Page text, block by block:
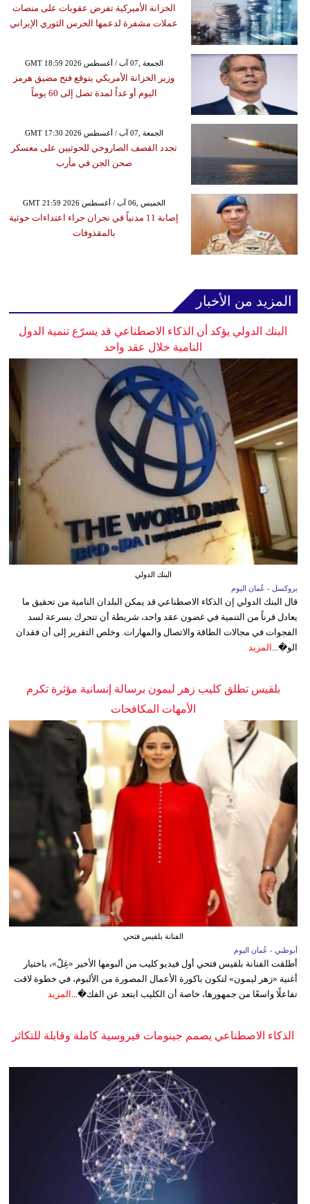
الخزانة الأميركية تفرض عقوبات على منصات
عملات مشفرة لدعمها الحرس الثوري الإيراني
GMT 18:59 2026 الجمعة ,07 آب / أغسطس
وزير الخزانة الأمريكي يتوقع فتح مضيق هرمز
اليوم أو غداً لمدة تصل إلى 60 يوماً
GMT 17:30 2026 الجمعة ,07 آب / أغسطس
تجدد القصف الصاروخي للحوثيين على معسكر
صحن الجن في مأرب
GMT 21:59 2026 الخميس ,06 آب / أغسطس
إصابة 11 مدنياً في نجران جراء اعتداءات حوثية
بالمقذوفات
المزيد من الأخبار
البنك الدولي يؤكد أن الذكاء الاصطناعي قد يسرّع تنمية الدول
النامية خلال عقد واحد
البنك الدولي
بروكسل - عُمان اليوم
قال البنك الدولي إن الذكاء الاصطناعي قد يمكن البلدان النامية من تحقيق ما
يعادل قرناً من التنمية في غضون عقد واحد، شريطة أن تتحرك بسرعة لسد
الفجوات في مجالات الطاقة والاتصال والمهارات. وخلص التقرير إلى أن فقدان
الو�...
المزيد
بلقيس تطلق كليب زهر ليمون برسالة إنسانية مؤثرة تكرم
الأمهات المكافحات
الفنانة بلقيس فتحي
أبوظبي - عُمان اليوم
أطلقت الفنانة بلقيس فتحي أول فيديو كليب من ألبومها الأخير «غِلّ»، باختيار
أغنية «زهر ليمون» لتكون باكورة الأعمال المصورة من الألبوم، في خطوة لاقت
تفاعلًا واسعًا من جمهورها، خاصة أن الكليب ابتعد عن الفك�... المزيد
الذكاء الاصطناعي يصمم جينومات فيروسية كاملة وقابلة للتكاثر